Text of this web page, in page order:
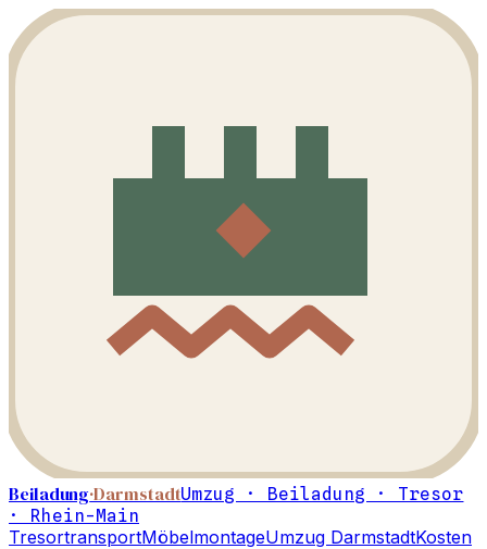
Beiladung·DarmstadtUmzug · Beiladung · Tresor
· Rhein-Main
TresortransportMöbelmontageUmzug DarmstadtKosten